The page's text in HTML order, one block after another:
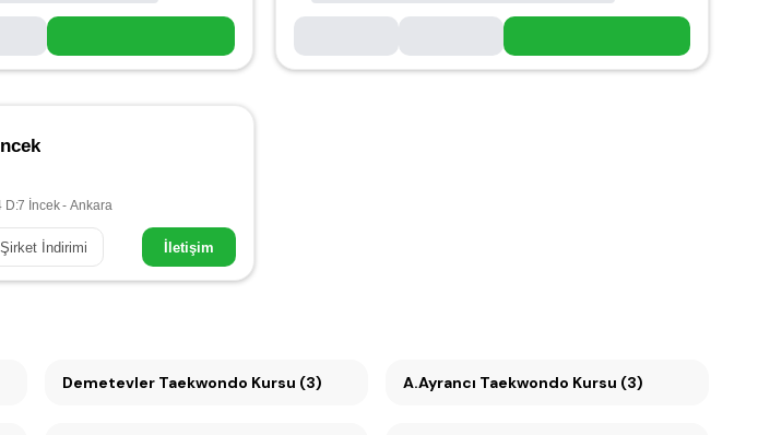
İncek Mah. 4200 cad. No: 34 D:7 İncek - Ankara
Şirket İndirimi İletişim
Demetevler Taekwondo Kursu (3) A.Ayrancı Taekwondo Kursu (3)